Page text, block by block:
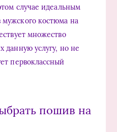
случае идеальным
костюма на
множество
данную услугу, но не
первоклассный
пошив на